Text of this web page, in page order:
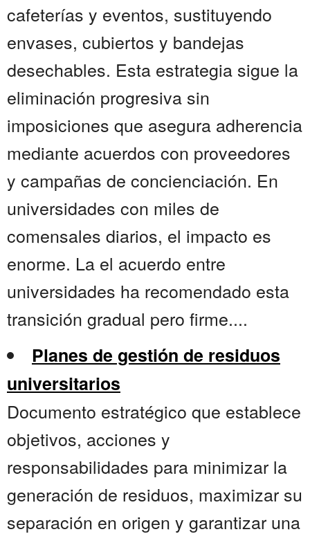
cafeterías y eventos, sustituyendo
envases, cubiertos y bandejas
desechables. Esta estrategia sigue la
eliminación progresiva sin
imposiciones que asegura adherencia
mediante acuerdos con proveedores
y campañas de concienciación. En
universidades con miles de
comensales diarios, el impacto es
enorme. La el acuerdo entre
universidades ha recomendado esta
transición gradual pero firme....
Planes de gestión de residuos
universitarios
Documento estratégico que establece
objetivos, acciones y
responsabilidades para minimizar la
generación de residuos, maximizar su
separación en origen y garantizar una